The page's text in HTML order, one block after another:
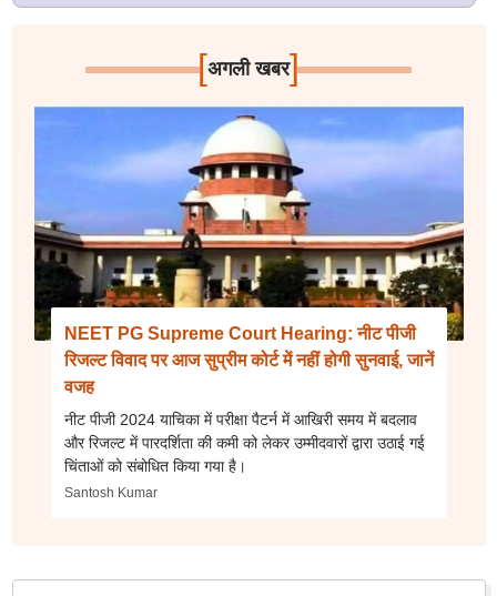
[अगली खबर]
NEET PG Supreme Court Hearing: नीट पीजी
रिजल्ट विवाद पर आज सुप्रीम कोर्ट में नहीं होगी सुनवाई, जानें
वजह
नीट पीजी 2024 याचिका में परीक्षा पैटर्न में आखिरी समय में बदलाव
और रिजल्ट में पारदर्शिता की कमी को लेकर उम्मीदवारों द्वारा उठाई गई
चिंताओं को संबोधित किया गया है।
Santosh Kumar